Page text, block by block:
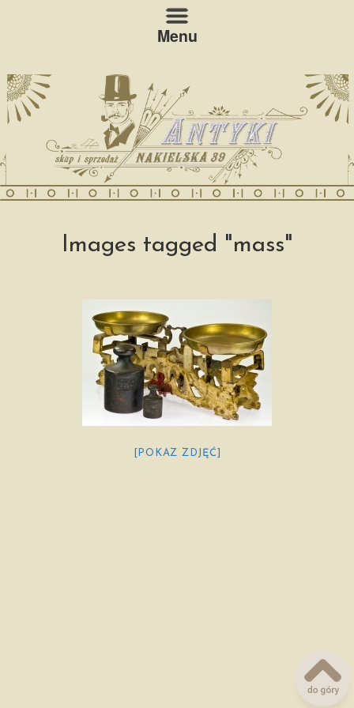
Menu
Images tagged "mass"
[POKAZ ZDJĘĆ]